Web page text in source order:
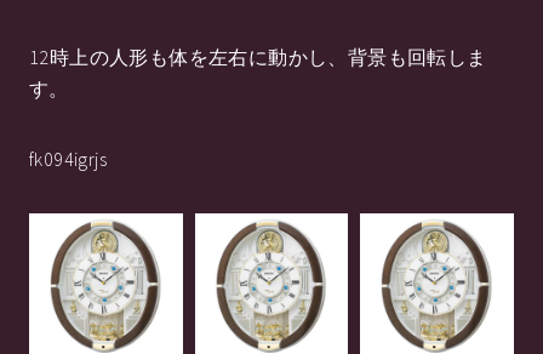
12時上の人形も体を左右に動かし、背景も回転しま
す。
fk094igrjs